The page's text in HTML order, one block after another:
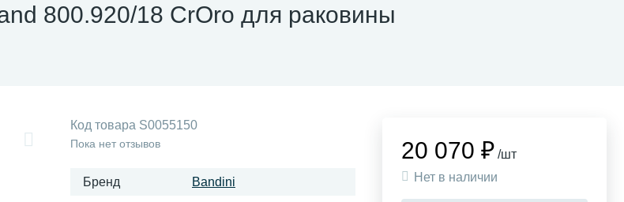
800.920/18 CrOro для раковины
Код товара S0055150
Пока нет отзывов
Бренд Bandini
20 070 ₽ /шт
Нет в наличии